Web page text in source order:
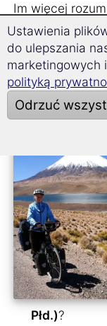
Im więcej
życiowej
Bardzo
tylko dla singli.
Płd.)?
Ustawienia
do ulepszania
marketingowych
polityką
Odrzuć